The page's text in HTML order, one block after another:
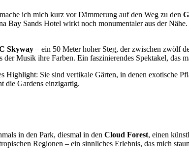
ich mich kurz vor Dämmerung auf den Weg zu den
Bay Sands Hotel wirkt noch monumentaler aus der
Skyway – ein 50 Meter hoher Steg, der zwischen zwölf
Musik ihre Farben. Ein faszinierendes Spektakel, das
Highlight: Sie sind vertikale Gärten, in denen exotische
die Gardens einzigartig.
in den Park, diesmal in den Cloud Forest, einen
Regionen – ein sinnliches Erlebnis, das mich